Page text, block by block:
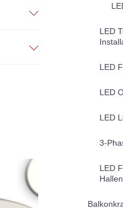
LED
LED
LED
LED
3-
LED